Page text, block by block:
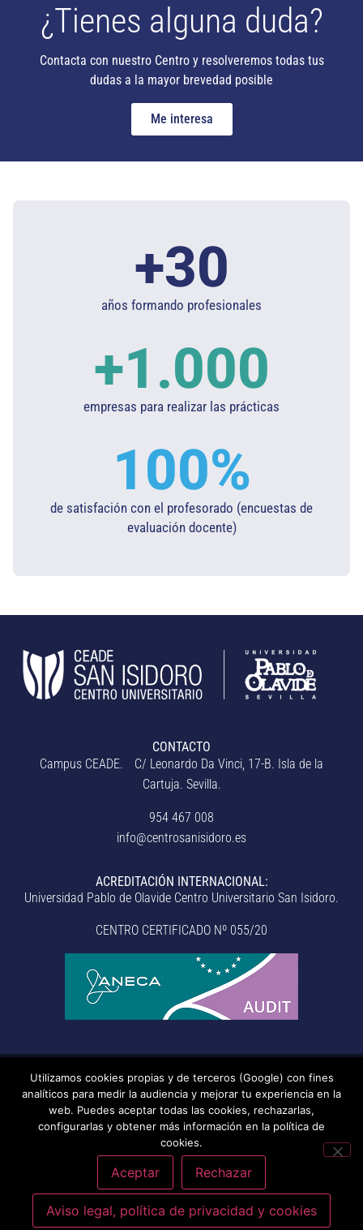
¿Tienes alguna duda?
Contacta con nuestro Centro y resolveremos todas tus
dudas a la mayor brevedad posible
Me interesa
años formando profesionales
+30
empresas para realizar las prácticas
+1.000
de satisfación con el profesorado (encuestas de
evaluación docente)​
100%
CONTACTO
Campus CEADE. C/ Leonardo Da Vinci, 17-B. Isla de la
Cartuja. Sevilla.
954 467 008
info@centrosanisidoro.es
ACREDITACIÓN INTERNACIONAL:
Universidad Pablo de Olavide Centro Universitario San Isidoro.
CENTRO CERTIFICADO Nº 055/20
© Centro Universitario San Isidoro (Sevilla), adscrito a la
Universidad Pablo de Olavide de Sevilla.– Aviso legal, política de
privacidad, uso de cookies, medidas de seguridad, código de
– Sistema interno de información –
Última
actualización: 20/07/2026
Utilizamos cookies propias y de terceros (Google) con fines
analíticos para medir la audiencia y mejorar tu experiencia en la
web. Puedes aceptar todas las cookies, rechazarlas,
configurarlas y obtener más información en la política de
cookies.
Aceptar Rechazar
Aviso legal, política de privacidad y cookies